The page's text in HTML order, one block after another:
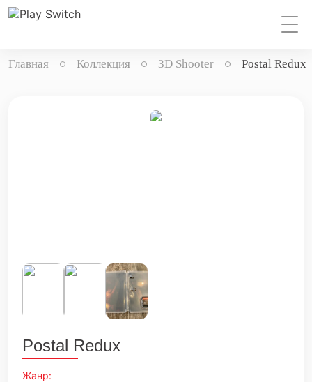
Главная Коллекция 3D Shooter Postal Redux
Postal Redux
Жанр: